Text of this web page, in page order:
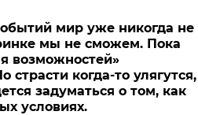
мир уже никогда не
мы не сможем. Пока
возможностей»
страсти когда-то улягутся,
задуматься о том, как
условиях.